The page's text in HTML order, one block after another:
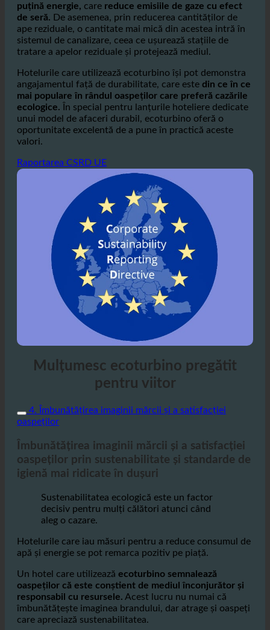
puțină energie, care reduce emisiile de gaze cu efect
de seră. De asemenea, prin reducerea cantităților de
ape reziduale, o cantitate mai mică din acestea intră în
sistemul de canalizare, ceea ce ușurează stațiile de
tratare a apelor reziduale și protejează mediul.
Hotelurile care utilizează ecoturbino își pot demonstra
angajamentul față de durabilitate, care este din ce în ce
mai populare în rândul oaspeților care preferă cazările
ecologice. În special pentru lanțurile hoteliere dedicate
unui model de afaceri durabil, ecoturbino oferă o
oportunitate excelentă de a pune în practică aceste
valori.
Raportarea CSRD UE
Mulțumesc ecoturbino pregătit
pentru viitor
4. Îmbunătățirea imaginii mărcii și a satisfacției
oaspeților
Îmbunătățirea imaginii mărcii și a satisfacției
oaspeților prin sustenabilitate și standarde de
igienă mai ridicate în dușuri
Sustenabilitatea ecologică este un factor
decisiv pentru mulți călători atunci când
aleg o cazare.
Hotelurile care iau măsuri pentru a reduce consumul de
apă și energie se pot remarca pozitiv pe piață.
Un hotel care utilizează ecoturbino semnalează
oaspeților că este conștient de mediul înconjurător și
responsabil cu resursele. Acest lucru nu numai că
îmbunătățește imaginea brandului, dar atrage și oaspeți
care apreciază sustenabilitatea.